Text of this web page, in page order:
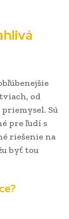
od
Sú
pre ľudí s
riešenie na
byť tou